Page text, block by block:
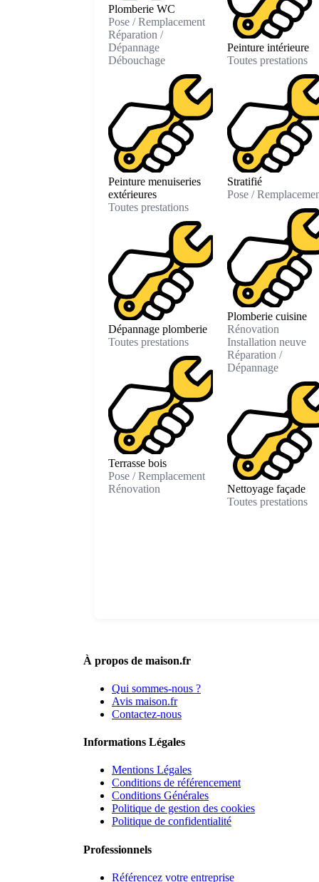
Plomberie WC
Pose / Remplacement
Réparation /
Dépannage
Débouchage
Peinture menuiseries
extérieures
Toutes prestations
Dépannage plomberie
Toutes prestations
Terrasse bois
Pose / Remplacement
Rénovation
Peinture intérieure
Toutes prestations
Stratifié
Pose /
Plomberie cuisine
Rénovation
Installation neuve
Réparation /
Dépannage
Nettoyage façade
Toutes prestations
À propos de maison.fr
Qui sommes-nous ?
Avis maison.fr
Contactez-nous
Informations Légales
Mentions Légales
Conditions de référencement
Conditions Générales
Politique de gestion des cookies
Politique de confidentialité
Professionnels
Référencez votre entreprise